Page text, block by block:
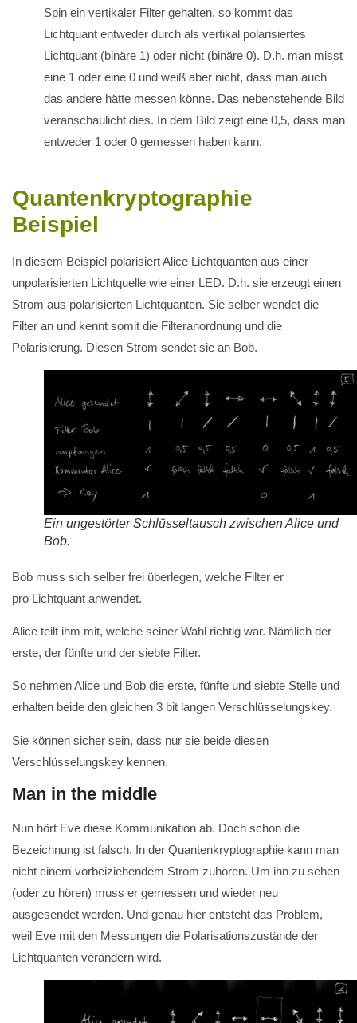
Spin ein vertikaler Filter gehalten, so kommt das
Lichtquant entweder durch als vertikal polarisiertes
Lichtquant (binäre 1) oder nicht (binäre 0). D.h. man misst
eine 1 oder eine 0 und weiß aber nicht, dass man auch
das andere hätte messen könne. Das nebenstehende Bild
veranschaulicht dies. In dem Bild zeigt eine 0,5, dass man
entweder 1 oder 0 gemessen haben kann.
Quantenkryptographie
Beispiel
In diesem Beispiel polarisiert Alice Lichtquanten aus einer
unpolarisierten Lichtquelle wie einer LED. D.h. sie erzeugt einen
Strom aus polarisierten Lichtquanten. Sie selber wendet die
Filter an und kennt somit die Filteranordnung und die
Polarisierung. Diesen Strom sendet sie an Bob.
Ein ungestörter Schlüsseltausch zwischen Alice und
Bob.
Bob muss sich selber frei überlegen, welche Filter er
pro Lichtquant anwendet.
Alice teilt ihm mit, welche seiner Wahl richtig war. Nämlich der
erste, der fünfte und der siebte Filter.
So nehmen Alice und Bob die erste, fünfte und siebte Stelle und
erhalten beide den gleichen 3 bit langen Verschlüsselungskey.
Sie können sicher sein, dass nur sie beide diesen
Verschlüsselungskey kennen.
Man in the middle
Nun hört Eve diese Kommunikation ab. Doch schon die
Bezeichnung ist falsch. In der Quantenkryptographie kann man
nicht einem vorbeiziehendem Strom zuhören. Um ihn zu sehen
(oder zu hören) muss er gemessen und wieder neu
ausgesendet werden. Und genau hier entsteht das Problem,
weil Eve mit den Messungen die Polarisationszustände der
Lichtquanten verändern wird.